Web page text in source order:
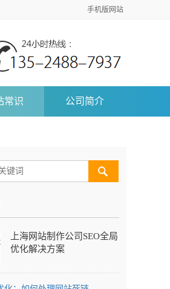
手机版网站
常识 公司简介
上海网站制作公司SEO全局
优化解决方案